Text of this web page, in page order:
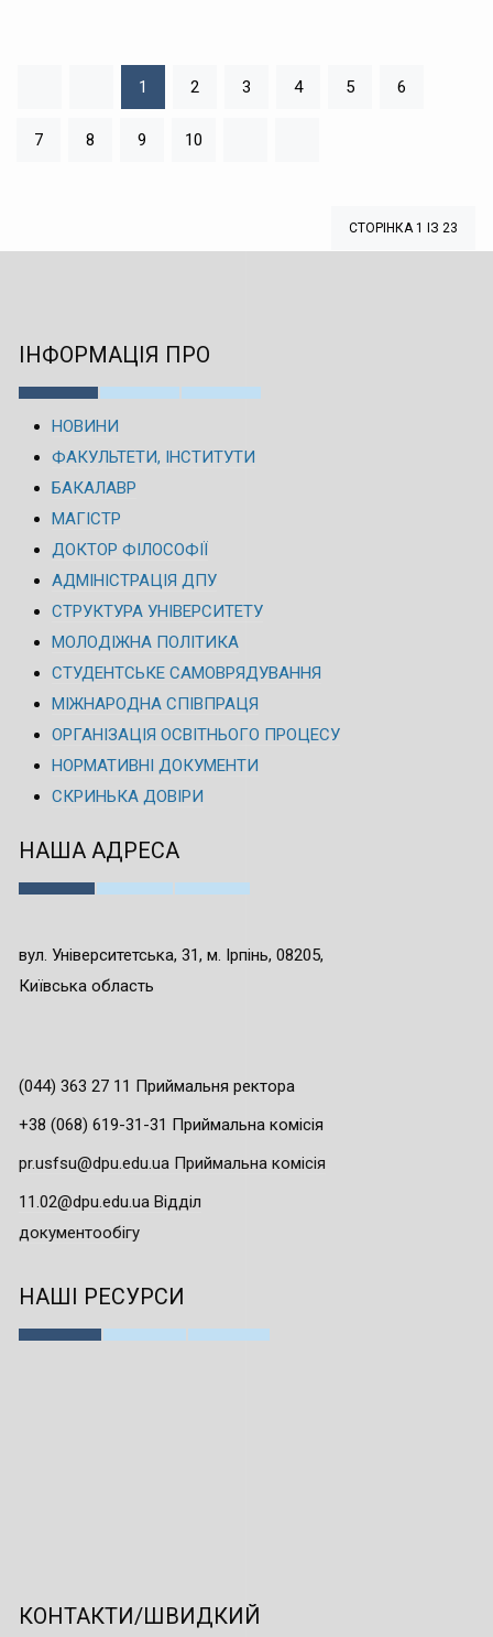
1 2 3 4 5 6
7 8 9 10
СТОРІНКА 1 ІЗ 23
ІНФОРМАЦІЯ ПРО
НОВИНИ
ФАКУЛЬТЕТИ, ІНСТИТУТИ
БАКАЛАВР
МАГІСТР
ДОКТОР ФІЛОСОФІЇ
АДМІНІСТРАЦІЯ ДПУ
СТРУКТУРА УНІВЕРСИТЕТУ
МОЛОДІЖНА ПОЛІТИКА
СТУДЕНТСЬКЕ САМОВРЯДУВАННЯ
МІЖНАРОДНА СПІВПРАЦЯ
ОРГАНІЗАЦІЯ ОСВІТНЬОГО ПРОЦЕСУ
НОРМАТИВНІ ДОКУМЕНТИ
СКРИНЬКА ДОВІРИ
НАША АДРЕСА
вул. Університетська, 31, м. Ірпінь, 08205,
Київська область
(044) 363 27 11 Приймальня ректора
+38 (068) 619-31-31 Приймальна комісія
pr.usfsu@dpu.edu.ua Приймальна комісія
11.02@dpu.edu.ua Відділ
документообігу
НАШІ РЕСУРСИ
КОНТАКТИ/ШВИДКИЙ